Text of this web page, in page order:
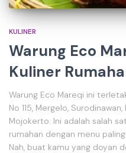
KULINER
Warung Eco
Kuliner
Warung Eco Mareqi ini
No 115, Mergelo,
Mojokerto. Ini adalah salah
rumahan dengan menu
Nah, buat kamu yang doyan